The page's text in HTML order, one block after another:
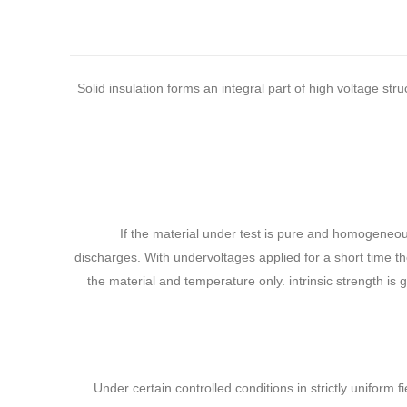
Solid insulation forms an integral part of high voltage
If the material under test is pure and
discharges. With undervoltages applied for a short time
the material and temperature only. intrinsic strength is
Under certain controlled conditions in strictly uniform